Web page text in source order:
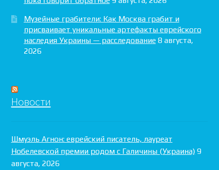
Музейные грабители: Как Москва грабит и
присваивает уникальные артефакты еврейского
наследия Украины — расследование 8 августа,
2026
Новости
Шмуэль Агнон: еврейский писатель, лауреат
Нобелевской премии родом с Галичины (Украина) 9
августа, 2026